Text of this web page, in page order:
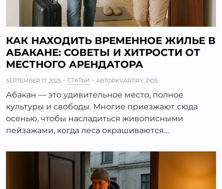
КАК НАХОДИТЬ ВРЕМЕННОЕ ЖИЛЬЕ В
АБАКАНЕ: СОВЕТЫ И ХИТРОСТИ ОТ
МЕСТНОГО АРЕНДАТОРА
SEPTEMBER 17, 2025 СТАТЬИ АВТОРKVARTIRY_POS
Абакан — это удивительное место, полное
культуры и свободы. Многие приезжают сюда
осенью, чтобы насладиться живописными
пейзажами, когда леса окрашиваются…